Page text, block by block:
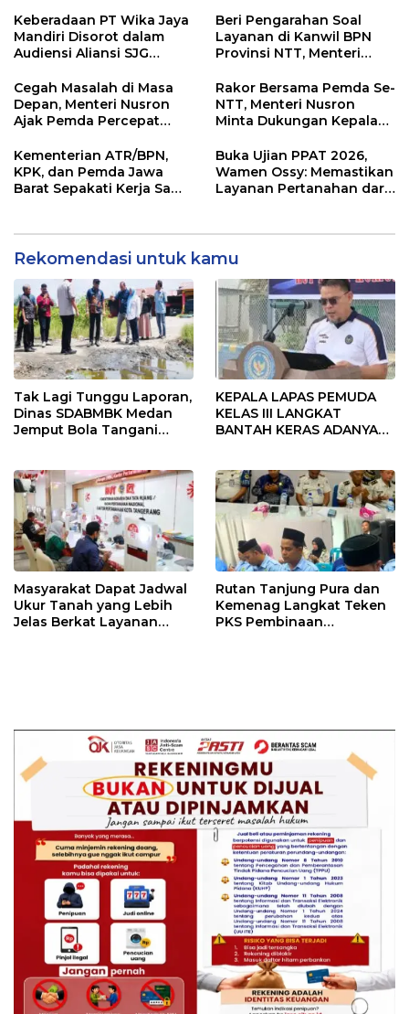
Keberadaan PT Wika Jaya
Mandiri Disorot dalam
Audiensi Aliansi SJG
Beri Pengarahan Soal
Layanan di Kanwil BPN
Provinsi NTT, Menteri
Pandang Masyarakat
Cegah Masalah di Masa
Depan, Menteri Nusron
Ajak Pemda Percepat
Ibadah di NTT
Rakor Bersama Pemda Se-
NTT, Menteri Nusron
Minta Dukungan Kepala
Transformasi Layanan
Pertanahan
Kementerian ATR/BPN,
KPK, dan Pemda Jawa
Barat Sepakati Kerja Sama
Ekonomi Daerah
Buka Ujian PPAT 2026,
Wamen Ossy: Memastikan
Layanan Pertanahan dari
Berintegritas
Rekomendasi untuk kamu
Tak Lagi Tunggu Laporan,
Dinas SDABMBK Medan
Jemput Bola Tangani
KEPALA LAPAS PEMUDA
KELAS III LANGKAT
BANTAH KERAS ADANYA
TENTANG SINDIKAT
PENIPU PENJUALAN EMAS
Masyarakat Dapat Jadwal
Ukur Tanah yang Lebih
Jelas Berkat Layanan
Rutan Tanjung Pura dan
Kemenag Langkat Teken
PKS Pembinaan